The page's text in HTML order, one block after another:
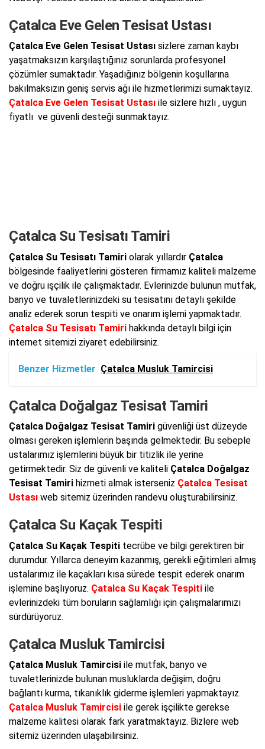
Çatalca Eve Gelen Tesisat Ustası
Çatalca Eve Gelen Tesisat Ustası sizlere zaman kaybı
yaşatmaksızın karşılaştığınız sorunlarda profesyonel
çözümler sumaktadır. Yaşadığınız bölgenin koşullarına
bakılmaksızın geniş servis ağı ile hizmetlerimizi sumaktayız.
Çatalca Eve Gelen Tesisat Ustası ile sizlere hızlı , uygun
fiyatlı ve güvenli desteği sunmaktayız.
Çatalca Su Tesisatı Tamiri
Çatalca Su Tesisatı Tamiri olarak yıllardır Çatalca
bölgesinde faaliyetlerini gösteren firmamız kaliteli malzeme
ve doğru işçilik ile çalışmaktadır. Evlerinizde bulunun mutfak,
banyo ve tuvaletlerinizdeki su tesisatını detaylı şekilde
analiz ederek sorun tespiti ve onarım işlemi yapmaktadır.
Çatalca Su Tesisatı Tamiri hakkında detaylı bilgi için
internet sitemizi ziyaret edebilirsiniz.
Benzer Hizmetler Çatalca Musluk Tamircisi
Çatalca Doğalgaz Tesisat Tamiri
Çatalca Doğalgaz Tesisat Tamiri güvenliği üst düzeyde
olması gereken işlemlerin başında gelmektedir. Bu sebeple
ustalarımız işlemlerini büyük bir titizlik ile yerine
getirmektedir. Siz de güvenli ve kaliteli Çatalca Doğalgaz
Tesisat Tamiri hizmeti almak isterseniz Çatalca Tesisat
Ustası web sitemiz üzerinden randevu oluşturabilirsiniz.
Çatalca Su Kaçak Tespiti
Çatalca Su Kaçak Tespiti tecrübe ve bilgi gerektiren bir
durumdur. Yıllarca deneyim kazanmış, gerekli eğitimleri almış
ustalarımız ile kaçakları kısa sürede tespit ederek onarım
işlemine başlıyoruz. Çatalca Su Kaçak Tespiti ile
evlerinizdeki tüm boruların sağlamlığı için çalışmalarımızı
sürdürüyoruz.
Çatalca Musluk Tamircisi
Çatalca Musluk Tamircisi ile mutfak, banyo ve
tuvaletlerinizde bulunan musluklarda değişim, doğru
bağlantı kurma, tıkanıklık giderme işlemleri yapmaktayız.
Çatalca Musluk Tamircisi ile gerek işçilikte gerekse
malzeme kalitesi olarak fark yaratmaktayız. Bizlere web
sitemiz üzerinden ulaşabilirsiniz.